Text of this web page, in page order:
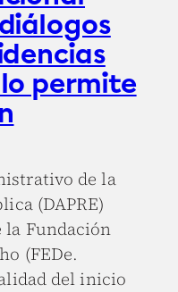
permite
de la
(DAPRE)
la Fundación
(FEDe.
del inicio